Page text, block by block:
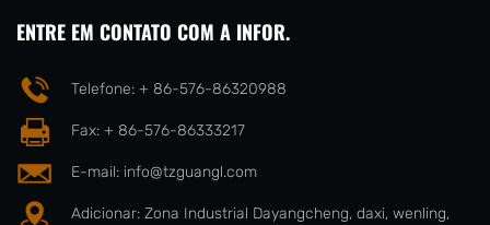
ENTRE EM CONTATO COM A INFOR.
Telefone: + 86-576-86320988
Fax: + 86-576-86333217
E-mail: info@tzguangl.com
Adicionar: Zona Industrial Dayangcheng, daxi, wenling,